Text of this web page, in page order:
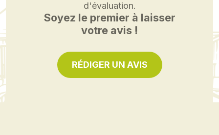
d'évaluation.
Soyez le premier à laisser
votre avis !
RÉDIGER UN AVIS